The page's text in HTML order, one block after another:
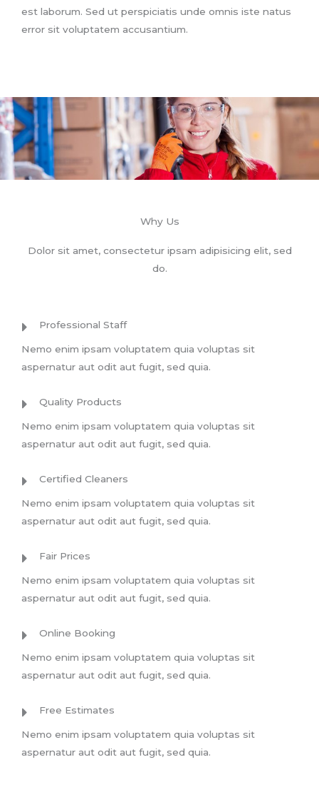
est laborum. Sed ut perspiciatis unde omnis iste natus
error sit voluptatem accusantium.
Why Us
Dolor sit amet, consectetur ipsam adipisicing elit, sed
do.
Professional Staff
Nemo enim ipsam voluptatem quia voluptas sit
aspernatur aut odit aut fugit, sed quia.
Quality Products
Nemo enim ipsam voluptatem quia voluptas sit
aspernatur aut odit aut fugit, sed quia.
Certified Cleaners
Nemo enim ipsam voluptatem quia voluptas sit
aspernatur aut odit aut fugit, sed quia.
Fair Prices
Nemo enim ipsam voluptatem quia voluptas sit
aspernatur aut odit aut fugit, sed quia.
Online Booking
Nemo enim ipsam voluptatem quia voluptas sit
aspernatur aut odit aut fugit, sed quia.
Free Estimates
Nemo enim ipsam voluptatem quia voluptas sit
aspernatur aut odit aut fugit, sed quia.